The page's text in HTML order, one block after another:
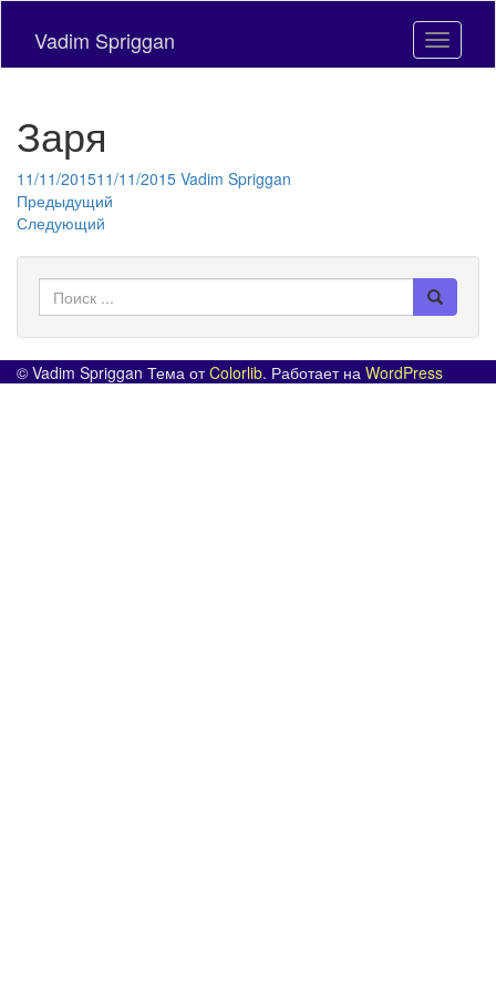
Vadim Spriggan Toggle
Заря
11/11/201511/11/2015 Vadim Spriggan
Предыдущий
Следующий
Поиск
для:
© Vadim Spriggan Тема отColorlib. Работает на WordPress